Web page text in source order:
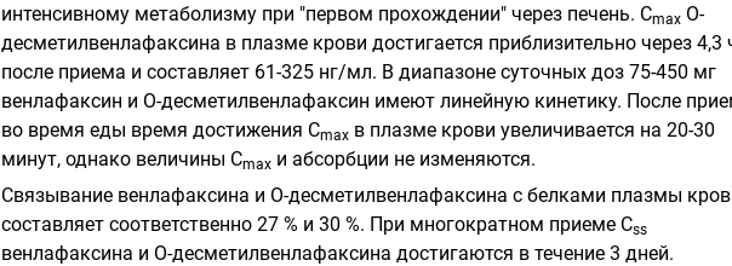
интенсивному метаболизму при "первом прохождении" через печень. Cmax О-
десметилвенлафаксина в плазме крови достигается приблизительно через 4,3
после приема и составляет 61-325 нг/мл. В диапазоне суточных доз 75-450 мг
венлафаксин и О-десметилвенлафаксин имеют линейную кинетику. После
во время еды время достижения Cmax в плазме крови увеличивается на 20-30
минут, однако величины Cmax и абсорбции не изменяются.
Связывание венлафаксина и О-десметилвенлафаксина с белками плазмы
составляет соответственно 27 % и 30 %. При многократном приеме Css
венлафаксина и О-десметилвенлафаксина достигаются в течение 3 дней.